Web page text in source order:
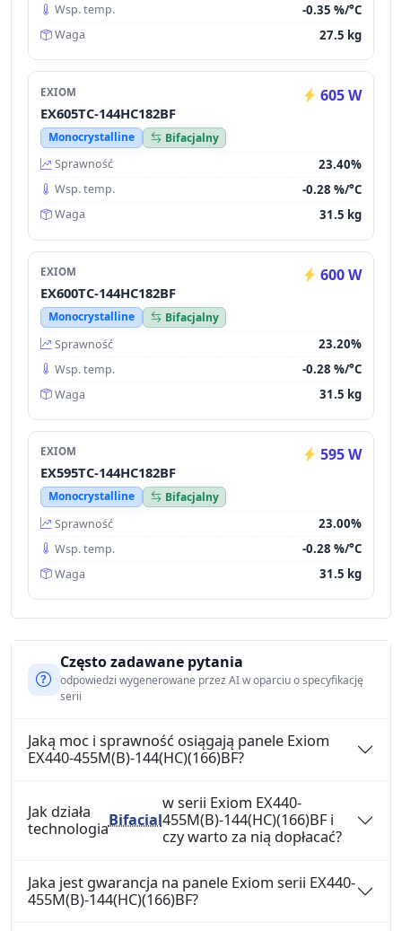
Wsp. temp. -0.35 %/°C
Waga 27.5 kg
EXIOM 605 W
EX605TC-144HC182BF
Monocrystalline
Bifacjalny
Sprawność
23.40%
Wsp. temp. -0.28 %/°C
Waga 31.5 kg
EXIOM 600 W
EX600TC-144HC182BF
Monocrystalline
Bifacjalny
Sprawność
23.20%
Wsp. temp. -0.28 %/°C
Waga 31.5 kg
EXIOM 595 W
EX595TC-144HC182BF
Monocrystalline
Bifacjalny
Sprawność
23.00%
Wsp. temp. -0.28 %/°C
Waga 31.5 kg
Często zadawane pytania
odpowiedzi wygenerowane przez AI w oparciu o specyfikację
serii
Jaką moc i sprawność osiągają panele Exiom
EX440-455M(B)-144(HC)(166)BF?
Jak działa
technologiaBifacial
w serii Exiom EX440-
455M(B)-144(HC)(166)BF i
czy warto za nią dopłacać?
Jaka jest gwarancja na panele Exiom serii EX440-
455M(B)-144(HC)(166)BF?